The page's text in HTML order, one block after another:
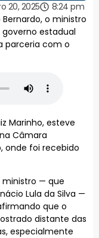
20, 2025
8:24 pm
o ministro
estadual
parceria com o
Marinho, esteve
Câmara
onde foi recebido
ministro — que
Lula da Silva —
que o
distante das
especialmente